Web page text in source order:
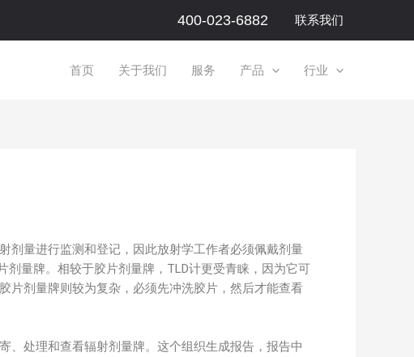
400-023-6882 联系我们
首页 关于我们 服务 产品 行业
剂量进行监测和登记，因此放射学工作者必须佩戴剂量
量牌。相较于胶片剂量牌，TLD计更受青睐，因为它可
片剂量牌则较为复杂，必须先冲洗胶片，然后才能查看
、处理和查看辐射剂量牌。这个组织生成报告，报告中